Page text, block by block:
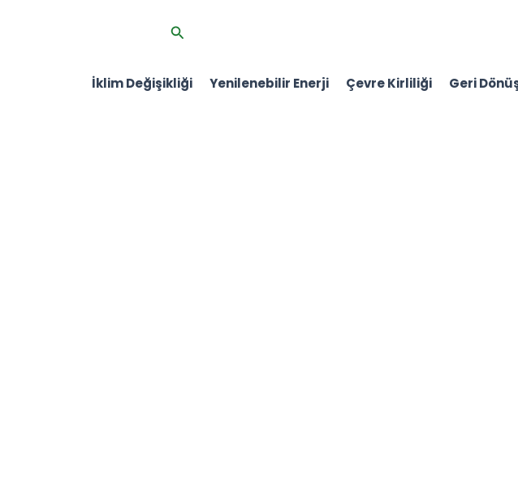
Arama
İklim Değişikliği Yenilenebilir Enerji Çevre Kirliliği Geri